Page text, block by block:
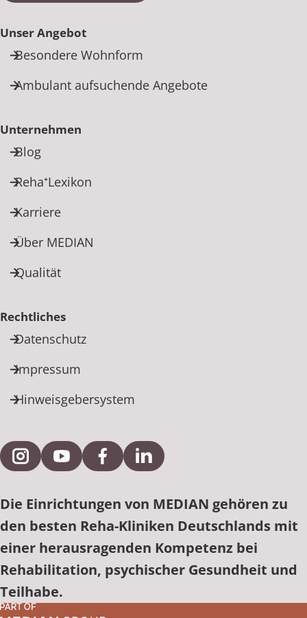
Unser Angebot
Besondere Wohnform
Ambulant aufsuchende Angebote
Unternehmen
Blog
Reha⁺Lexikon
Karriere
Über MEDIAN
Qualität
Rechtliches
Datenschutz
Impressum
Hinweisgebersystem
Externe Verlinkung zu Instagram
Externe Verlinkung zu YouTube
Externe Verlinkung zu Facebook
Externe Verlinkung zu
Die Einrichtungen von MEDIAN gehören zu
den besten Reha-Kliniken Deutschlands mit
einer herausragenden Kompetenz bei
Rehabilitation, psychischer Gesundheit und
Teilhabe.